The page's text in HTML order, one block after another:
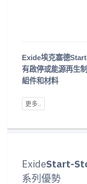
Exide埃克塞德
有啟停或能源再生
組件和材料
ExideStart-
系列優勢